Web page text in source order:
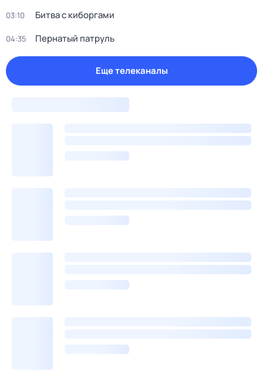
03:10 Битва с киборгами
04:35 Пернатый патруль
Еще телеканалы